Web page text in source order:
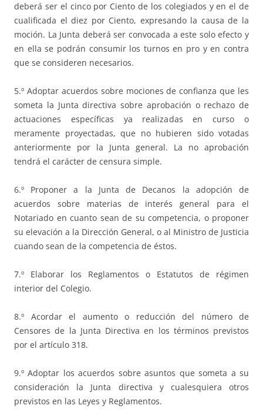
deberá ser el cinco por Ciento de los colegiados y en el de
cualificada el diez por Ciento, expresando la causa de la
moción. La Junta deberá ser convocada a este solo efecto y
en ella se podrán consumir los turnos en pro y en contra
que se consideren necesarios.
5.º Adoptar acuerdos sobre mociones de confianza que les
someta la Junta directiva sobre aprobación o rechazo de
actuaciones específicas ya realizadas en curso o
meramente proyectadas, que no hubieren sido votadas
anteriormente por la Junta general. La no aprobación
tendrá el carácter de censura simple.
6.º Proponer a la Junta de Decanos la adopción de
acuerdos sobre materias de interés general para el
Notariado en cuanto sean de su competencia, o proponer
su elevación a la Dirección General, o al Ministro de Justicia
cuando sean de la competencia de éstos.
7.º Elaborar los Reglamentos o Estatutos de régimen
interior del Colegio.
8.º Acordar el aumento o reducción del número de
Censores de la Junta Directiva en los términos previstos
por el artículo 318.
9.º Adoptar los acuerdos sobre asuntos que someta a su
consideración la Junta directiva y cualesquiera otros
previstos en las Leyes y Reglamentos.